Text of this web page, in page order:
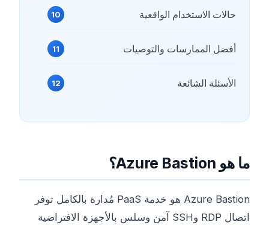
حالات الاستخدام الواقعية
أفضل الممارسات والتوصيات
الأسئلة الشائعة
ما هو Azure Bastion؟
Azure Bastion هو خدمة PaaS مُدارة بالكامل توفر
اتصال RDP وSSH آمن وسلس بالأجهزة الافتراضية